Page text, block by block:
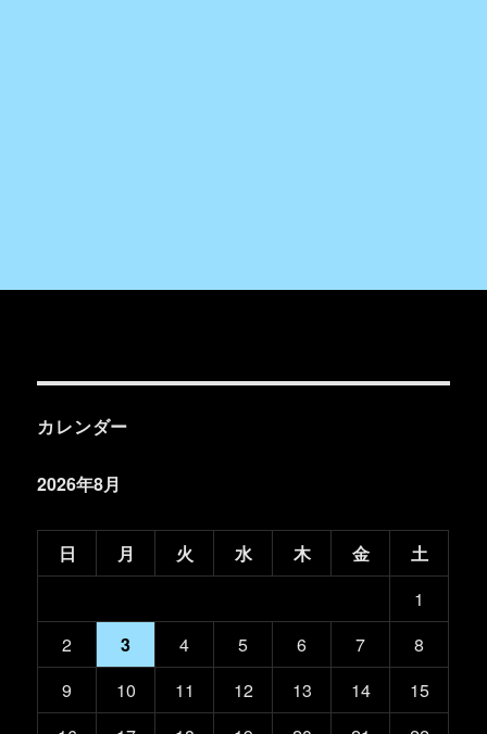
カレンダー
2026年8月
日 月 火 水 木 金
土
1
2
3 4 5 6 7
8
9
10 11 12 13 14
15